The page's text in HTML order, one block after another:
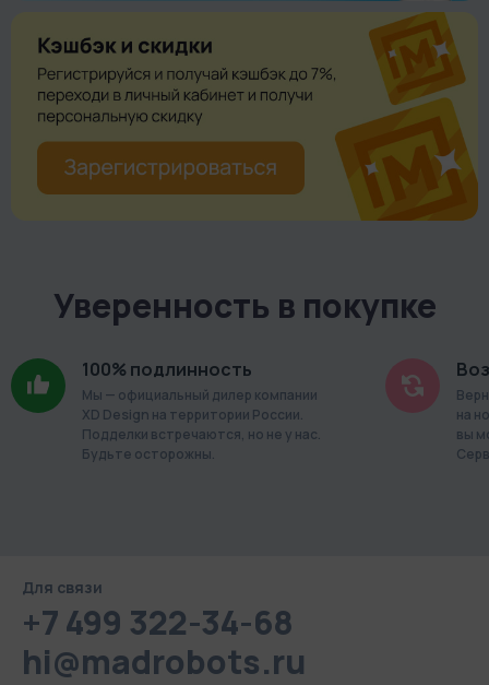
Уверенность в покупке
100% подлинность
Мы — официальный дилер компании
XD Design на территории России.
Подделки встречаются, но не у нас.
Будьте осторожны.
на
вы
Для связи
+7 499 322-34-68
hi@madrobots.ru